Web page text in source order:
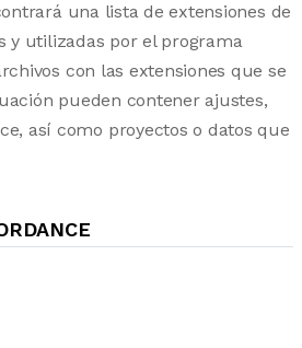
una lista de extensiones de
y utilizadas por el programa
con las extensiones que se
pueden contener ajustes,
así como proyectos o datos que